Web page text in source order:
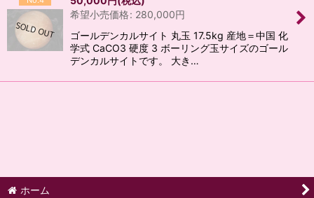
希望小売価格: 280,000円
ゴールデンカルサイト 丸玉 17.5kg 産地＝中国 化
学式 CaCO3 硬度 3 ボーリング玉サイズのゴール
デンカルサイトです。 大き…
ホーム